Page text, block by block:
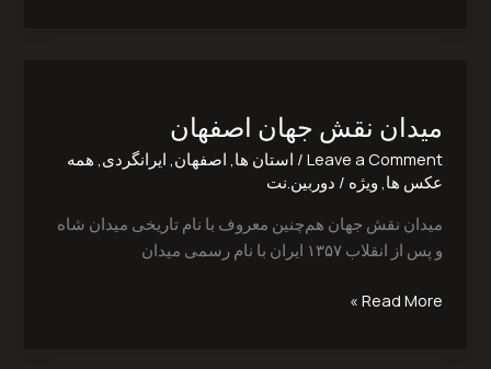
میدان نقش جهان‎ اصفهان
Leave a Comment
/ استان ها, اصفهان, ایرانگردی, همه
عکس ها, ویژه / دوربین.نت
میدان نقش جهان هم‌چنین معروف با نام تاریخی میدان شاه
و پس از انقلاب ۱۳۵۷ ایران با نام رسمی میدان
اصفهان
Read More »